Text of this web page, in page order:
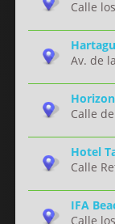
Calle
Av. de
Calle
Hotel
Calle
IFA
Calle